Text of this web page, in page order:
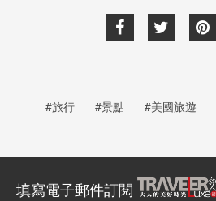
#旅行 #景點 #美國旅遊
填寫電子郵件訂閱